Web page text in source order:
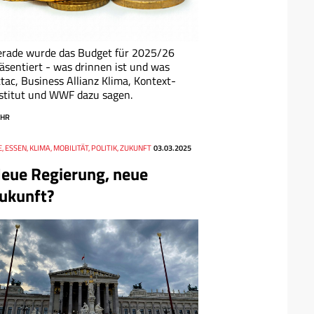
wurde das Budget für 2025/26
- was drinnen ist und was
Business Allianz Klima, Kontext-
und WWF dazu sagen.
Regierung, neue
ESSEN, KLIMA, MOBILITÄT, POLITIK, ZUKUNFT 03.03.2025